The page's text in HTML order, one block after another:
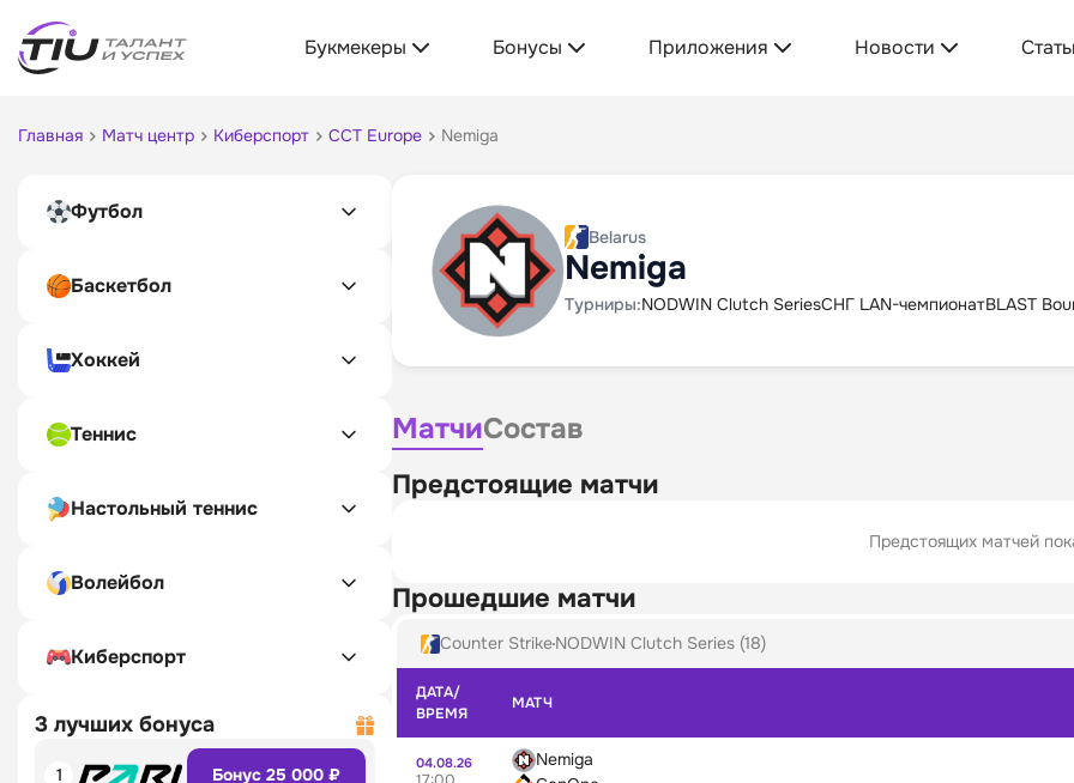
Букмекеры Бонусы Приложения Новости
Главная Матч центр Киберспорт CCT Europe Nemiga
Футбол
Баскетбол
Хоккей
Теннис
Настольный теннис
Волейбол
Киберспорт
3 лучших бонуса
1 Бонус 25 000 ₽
Belarus
Nemiga
Турниры:NODWIN Clutch SeriesСНГ LAN-чемпионатBLAST
МатчиСостав
Предстоящие матчи
Предстоящих матчей
Прошедшие матчи
Counter StrikeNODWIN Clutch Series (18)
ДАТА/
ВРЕМЯ
МАТЧ
04.08.26
Nemiga